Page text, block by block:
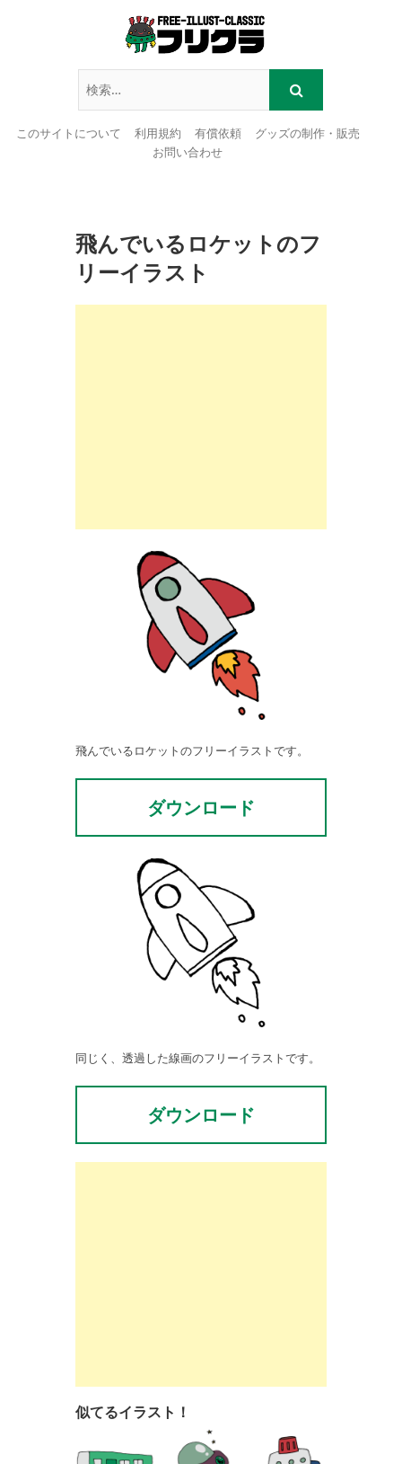
このサイトについて 利用規約 有償依頼
グッズの制作・販売
お問い合わせ
飛んでいるロケットのフ
リーイラスト
飛んでいるロケットのフリーイラストです。
ダウンロード
同じく、透過した線画のフリーイラストです。
ダウンロード
似てるイラスト！